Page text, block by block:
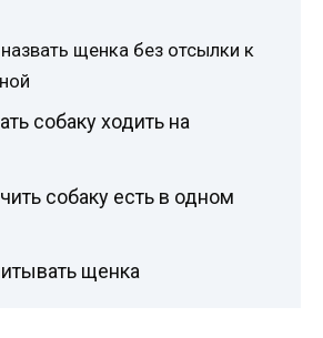
щенка без отсылки к
собаку ходить на
собаку есть в одном
щенка